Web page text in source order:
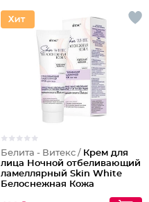
Белита - Витекс / Крем для
лица Ночной отбеливающий
ламеллярный Skin White
Белоснежная Кожа